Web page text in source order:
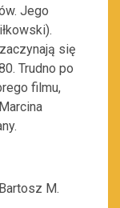
Jego
się
Trudno po
filmu,
M.